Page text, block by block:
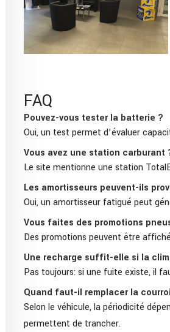
FAQ
Pouvez-vous tester la batterie ?
Oui, un test permet d’évaluer
Vous avez une station carburant
Le site mentionne une station
Les amortisseurs peuvent-ils
Oui, un amortisseur fatigué peut
Vous faites des promotions
Des promotions peuvent être
Une recharge suffit-elle si la
Pas toujours: si une fuite existe, il
Quand faut-il remplacer la
Selon le véhicule, la périodicité
permettent de trancher.